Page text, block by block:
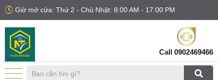
Giờ mở cửa: Thứ 2 - Chủ Nhật: 8:00 AM - 17:00 PM
Call 0902469466